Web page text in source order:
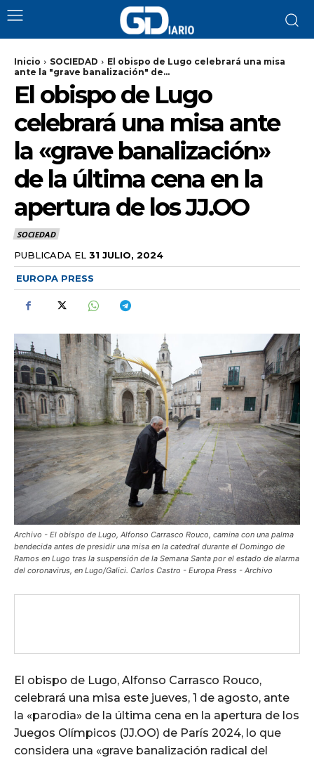
Inicio SOCIEDAD
El obispo de Lugo celebrará una misa
ante la "grave banalización" de...
El obispo de Lugo
celebrará una misa ante
la «grave banalización»
de la última cena en la
apertura de los JJ.OO
SOCIEDAD
PUBLICADA EL 31 JULIO, 2024
EUROPA PRESS
Archivo - El obispo de Lugo, Alfonso Carrasco Rouco, camina con una palma
bendecida antes de presidir una misa en la catedral durante el Domingo de
Ramos en Lugo tras la suspensión de la Semana Santa por el estado de alarma
del coronavirus, en Lugo/Galici. Carlos Castro - Europa Press - Archivo
El obispo de Lugo, Alfonso Carrasco Rouco,
celebrará una misa este jueves, 1 de agosto, ante
la «parodia» de la última cena en la apertura de los
Juegos Olímpicos (JJ.OO) de París 2024, lo que
considera una «grave banalización radical del